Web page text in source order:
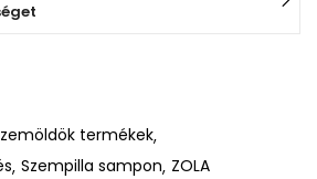
termékek
Szempilla sampon ZOLA